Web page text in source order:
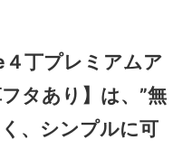
４丁プレミアムア
タあり】は、”無
、シンプルに可